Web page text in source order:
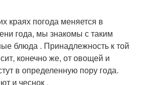
краях погода меняется в
года, мы знакомы с таким
блюда . Принадлежность к той
конечно же, от овощей и
в определенную пору года.
и чеснок .